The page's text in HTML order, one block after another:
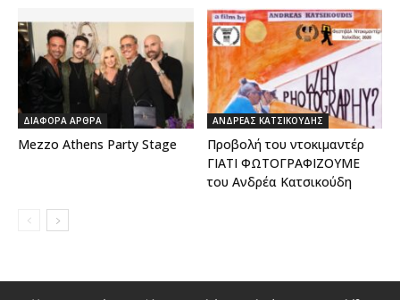
ΔΙΑΦΟΡΑ ΑΡΘΡΑ
Mezzo Athens Party Stage
ΑΝΔΡΕΑΣ ΚΑΤΣΙΚΟΥΔΗΣ
Προβολή του ντοκιμαντέρ
ΓΙΑΤΙ ΦΩΤΟΓΡΑΦΙΖΟΥΜΕ
του Ανδρέα Κατσικούδη